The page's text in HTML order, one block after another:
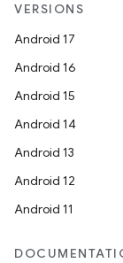
VERSIONS
Android 17
Android 16
Android 15
Android 14
Android 13
Android 12
Android 11